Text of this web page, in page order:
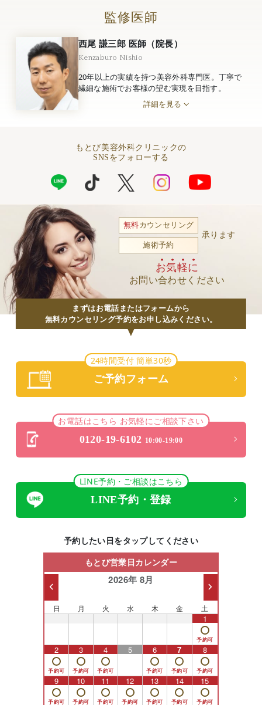
監修医師
西尾 謙三郎 医師（院長）
Kenzaburo Nishio
20年以上の実績を持つ美容外科専門医。丁寧で
繊細な施術でお客様の望む実現を目指す。
詳細を見る
もとび美容外科クリニックの
SNSをフォローする
無料カウンセリング
施術予約
承ります
お気軽に
お問い合わせください
まずはお電話またはフォームから
無料カウンセリング予約をお申し込みください。
24時間受付 簡単30秒
ご予約フォーム
お電話はこちら お気軽にご相談下さい
0120-19-6102 10:00-19:00
LINE予約・ご相談はこちら
LINE予約・登録
予約したい日をタップしてください
もとび営業日カレンダー
2026年 8月
日 月 火 水 木 金 土
1
2 3 4 5 6 7 8
9 10 11 12 13 14 15